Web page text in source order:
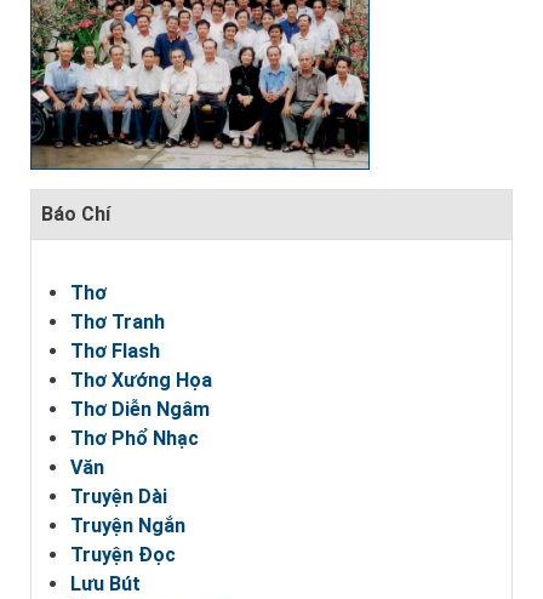
Báo Chí
Thơ
Thơ Tranh
Thơ Flash
Thơ Xướng Họa
Thơ Diễn Ngâm
Thơ Phổ Nhạc
Văn
Truyện Dài
Truyện Ngắn
Truyện Đọc
Lưu Bút